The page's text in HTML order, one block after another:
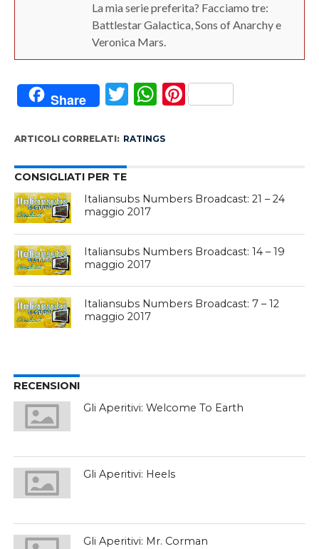
La mia serie preferita? Facciamo tre:
Battlestar Galactica, Sons of Anarchy e
Veronica Mars.
Share Twitter
WhatsApp
Pinterest
ARTICOLI CORRELATI: RATINGS
CONSIGLIATI PER TE
Italiansubs Numbers Broadcast: 21 – 24
maggio 2017
Italiansubs Numbers Broadcast: 14 – 19
maggio 2017
Italiansubs Numbers Broadcast: 7 – 12
maggio 2017
RECENSIONI
Gli Aperitivi: Welcome To Earth
Gli Aperitivi: Heels
Gli Aperitivi: Mr. Corman